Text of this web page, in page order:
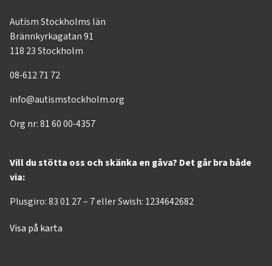
Autism Stockholms län
Brännkyrkagatan 91
118 23 Stockholm
08-612 71 72
info@autismstockholm.org
Org nr: 81 60 00-4357
Vill du stötta oss och skänka en gåva? Det går bra både
via:
Plusgiro: 83 01 27 – 7 eller Swish: 1234642682
Visa på karta